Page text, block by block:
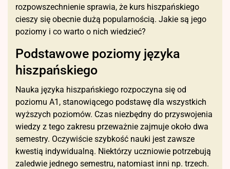
rozpowszechnienie sprawia, że kurs hiszpańskiego
cieszy się obecnie dużą popularnością. Jakie są jego
poziomy i co warto o nich wiedzieć?
Podstawowe poziomy języka
hiszpańskiego
Nauka języka hiszpańskiego rozpoczyna się od
poziomu A1, stanowiącego podstawę dla wszystkich
wyższych poziomów. Czas niezbędny do przyswojenia
wiedzy z tego zakresu przeważnie zajmuje około dwa
semestry. Oczywiście szybkość nauki jest zawsze
kwestią indywidualną. Niektórzy uczniowie potrzebują
zaledwie jednego semestru, natomiast inni np. trzech.